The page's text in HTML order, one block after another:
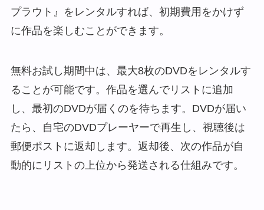
プラウト』をレンタルすれば、初期費用をかけず
に作品を楽しむことができます。
無料お試し期間中は、最大8枚のDVDをレンタルす
ることが可能です。作品を選んでリストに追加
し、最初のDVDが届くのを待ちます。DVDが届い
たら、自宅のDVDプレーヤーで再生し、視聴後は
郵便ポストに返却します。返却後、次の作品が自
動的にリストの上位から発送される仕組みです。